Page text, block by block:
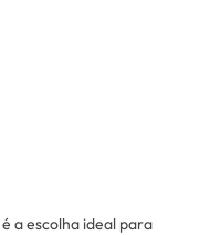
é a escolha ideal para